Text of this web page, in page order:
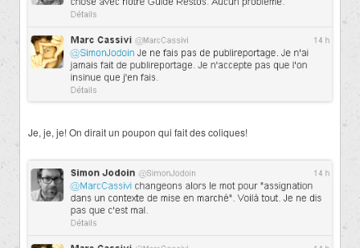
Je, je, je! On dirait un poupon qui fait des coliques!